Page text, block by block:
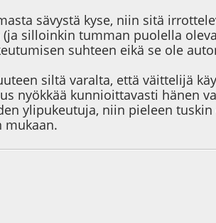
sävystä kyse, niin sitä
silloinkin tumman puolella
suhteen eikä se ole
siltä varalta, että väittelijä
nyökkää kunnioittavasti hänen
ylipukeutuja, niin pieleen
mukaan.